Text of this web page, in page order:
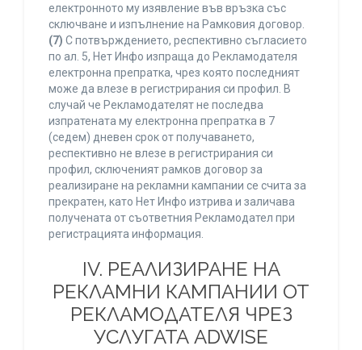
електронното му изявление във връзка със
сключване и изпълнение на Рамковия договор.
(7) С потвърждението, респективно съгласието
по ал. 5, Нет Инфо изпраща до Рекламодателя
електронна препратка, чрез която последният
може да влезе в регистрирания си профил. В
случай че Рекламодателят не последва
изпратената му електронна препратка в 7
(седем) дневен срок от получаването,
респективно не влезе в регистрирания си
профил, сключеният рамков договор за
реализиране на рекламни кампании се счита за
прекратен, като Нет Инфо изтрива и заличава
получената от съответния Рекламодател при
регистрацията информация.
IV. РЕАЛИЗИРАНЕ НА
РЕКЛАМНИ КАМПАНИИ ОТ
РЕКЛАМОДАТЕЛЯ ЧРЕЗ
УСЛУГАТА ADWISE